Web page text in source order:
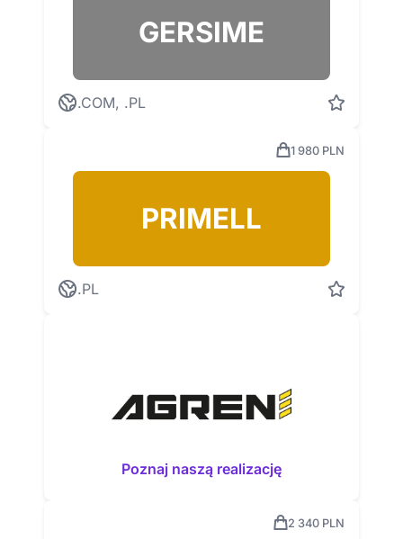
GERSIME
.COM, .PL
1 980 PLN
PRIMELL
.PL
Poznaj naszą realizację
2 340 PLN